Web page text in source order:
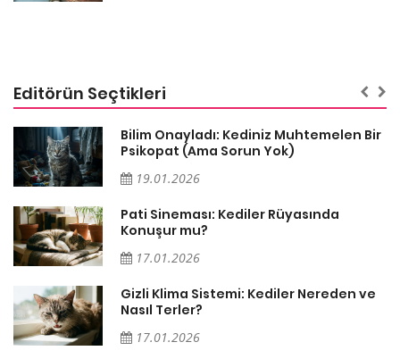
Editörün Seçtikleri
Bilim Onayladı: Kediniz Muhtemelen Bir
Psikopat (Ama Sorun Yok)
19.01.2026
Pati Sineması: Kediler Rüyasında
Konuşur mu?
17.01.2026
Gizli Klima Sistemi: Kediler Nereden ve
Nasıl Terler?
17.01.2026